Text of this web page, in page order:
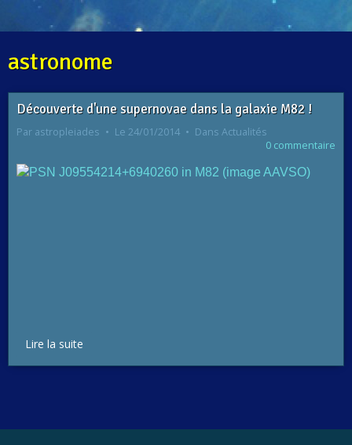
astronome
Découverte d'une supernovae dans la galaxie M82 !
Par astropleiades Le 24/01/2014 Dans Actualités
0 commentaire
Lire la suite